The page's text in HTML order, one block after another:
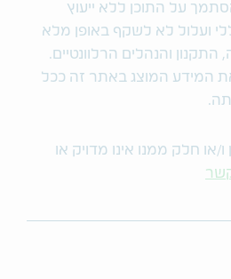
על התוכן ללא ייעוץ
ועלול לא לשקף באופן מלא
התקנון והנהלים הרלוונטיים.
המידע המוצג באתר זה ככל
או חלק ממנו אינו מדויק או